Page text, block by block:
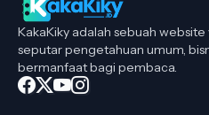
KakaKiky adalah sebuah
seputar pengetahuan umum,
bermanfaat bagi pembaca.